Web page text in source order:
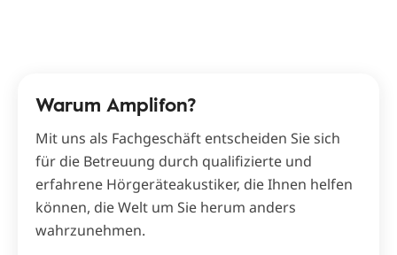
Warum Amplifon?
Mit uns als Fachgeschäft entscheiden Sie sich
für die Betreuung durch qualifizierte und
erfahrene Hörgeräteakustiker, die Ihnen helfen
können, die Welt um Sie herum anders
wahrzunehmen.